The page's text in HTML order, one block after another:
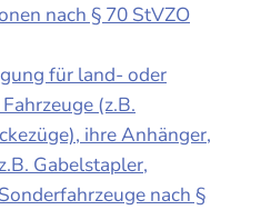
nach § 70 StVZO
für land- oder
(z.B.
ihre Anhänger,
Gabelstapler,
nach §